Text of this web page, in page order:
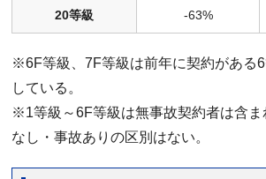
20等級 -63%
※6F等級、7F等級は前年に契約がある
している。
※1等級～6F等級は無事故契約者は含ま
なし・事故ありの区別はない。